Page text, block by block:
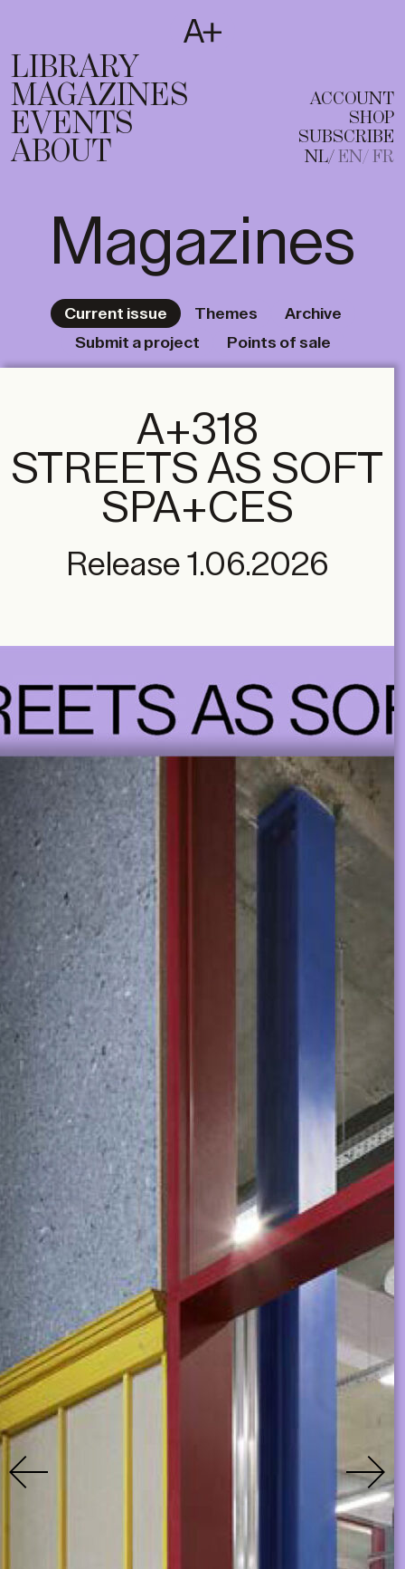
T
EN FR
LIBRARY
MAGAZINES
EVENTS
ABOUT
ACCOUNT
SHOP
SUBSCRIBE
NL EN FR
Magazines
Current issue Themes
Archive
Submit a project
Points of sale
A+318
STREETS AS SOFT
SPA+CES
Release 1.06.2026